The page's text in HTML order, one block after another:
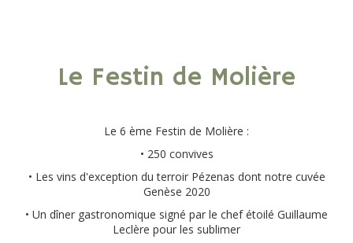
Le Festin de Molière
Le 6 ème Festin de Molière :
• 250 convives
• Les vins d'exception du terroir Pézenas dont notre cuvée
Genèse 2020
• Un dîner gastronomique signé par le chef étoilé Guillaume
Leclère pour les sublimer